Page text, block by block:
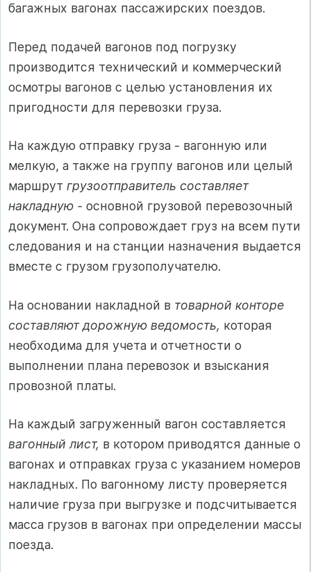
багажных вагонах пассажирских поездов.
Перед подачей вагонов под погрузку
производится технический и коммерческий
осмотры вагонов с целью установления их
пригодности для перевозки груза.
На каждую отправку груза - вагонную или
мелкую, а также на группу вагонов или целый
маршрут грузоотправитель составляет
накладную - основной грузовой перевозочный
документ. Она сопровождает груз на всем пути
следования и на станции назначения выдается
вместе с грузом грузополучателю.
На основании накладной в товарной конторе
составляют дорожную ведомость, которая
необходима для учета и отчетности о
выполнении плана перевозок и взыскания
провозной платы.
На каждый загруженный вагон составляется
вагонный лист, в котором приводятся данные о
вагонах и отправках груза с указанием номеров
накладных. По вагонному листу проверяется
наличие груза при выгрузке и подсчитывается
масса грузов в вагонах при определении массы
поезда.